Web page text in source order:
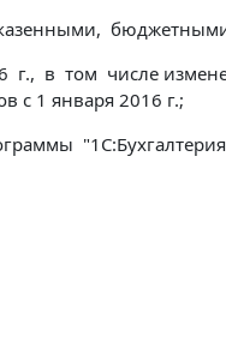
в том числе
с 1 января 2016 г.;
"1С:Бухгалтерия